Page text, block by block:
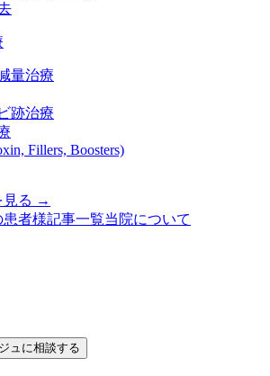
量治療
跡治療
Fillers, Boosters)
見る →
者様記事一覧当院について
ュに相談する